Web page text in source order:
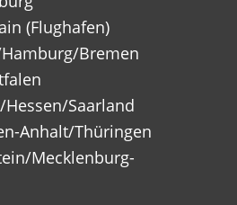
(Flughafen)
Bremen
Saarland
Anhalt/Thüringen
Mecklenburg-